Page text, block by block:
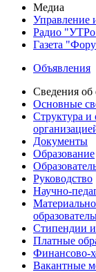
Медиа
Управление
Радио
Газета
Объявления
Сведения об
Основные
Структура и
Документы
Образование
Руководство
Научно-
Стипендии
Платные
Финансово-
Вакантные